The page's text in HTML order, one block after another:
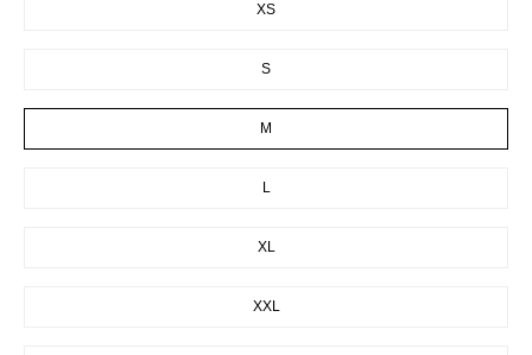
XS
S
M
L
XL
XXL